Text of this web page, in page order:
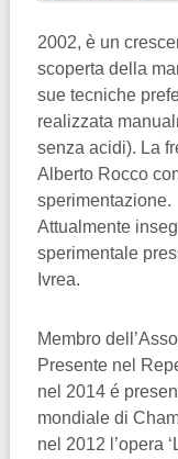
2002, è un
scoperta della
sue tecniche
realizzata
senza acidi). La
Alberto Rocco
sperimentazione.
Attualmente
sperimentale
Ivrea.
Membro
Presente nel
nel 2014 é
mondiale di
nel 2012 l’opera